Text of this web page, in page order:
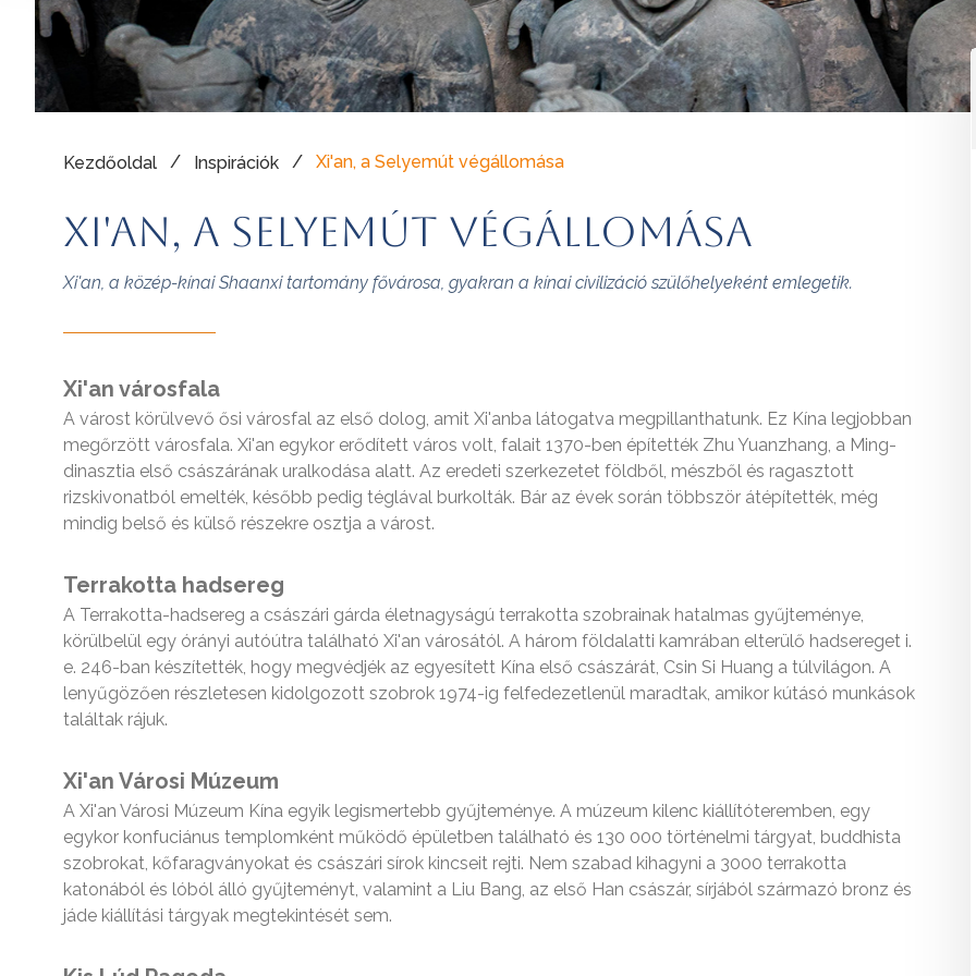
Kezdőoldal / Inspirációk / Xi'an, a Selyemút végállomása
Xi'an, a Selyemút végállomása
Xi'an, a közép-kínai Shaanxi tartomány fővárosa, gyakran a kínai civilizáció szülőhelyeként emlegetik.
Xi'an városfala
A várost körülvevő ősi városfal az első dolog, amit Xi'anba látogatva megpillanthatunk. Ez Kína legjobban
megőrzött városfala. Xi'an egykor erődített város volt, falait 1370-ben építették Zhu Yuanzhang, a Ming-
dinasztia első császárának uralkodása alatt. Az eredeti szerkezetet földből, mészből és ragasztott
rizskivonatból emelték, később pedig téglával burkolták. Bár az évek során többször átépítették, még
mindig belső és külső részekre osztja a várost.
Terrakotta hadsereg
A Terrakotta-hadsereg a császári gárda életnagyságú terrakotta szobrainak hatalmas gyűjteménye,
körülbelül egy órányi autóútra található Xi'an városától. A három földalatti kamrában elterülő hadsereget i.
e. 246-ban készítették, hogy megvédjék az egyesített Kína első császárát, Csin Si Huang a túlvilágon. A
lenyűgözően részletesen kidolgozott szobrok 1974-ig felfedezetlenül maradtak, amikor kútásó munkások
találtak rájuk.
Xi'an Városi Múzeum
A Xi'an Városi Múzeum Kína egyik legismertebb gyűjteménye. A múzeum kilenc kiállítóteremben, egy
egykor konfuciánus templomként működő épületben található és 130 000 történelmi tárgyat, buddhista
szobrokat, kőfaragványokat és császári sírok kincseit rejti. Nem szabad kihagyni a 3000 terrakotta
katonából és lóból álló gyűjteményt, valamint a Liu Bang, az első Han császár, sírjából származó bronz és
jáde kiállítási tárgyak megtekintését sem.